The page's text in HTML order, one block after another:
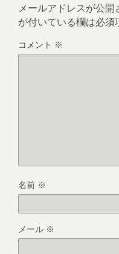
メールアドレスが公開
が付いている欄は必須
コメント ※
名前 ※
メール ※